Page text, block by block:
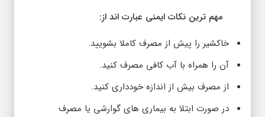
مهم ترین نکات ایمنی عبارت اند از:
خاکشیر را پیش از مصرف کاملا بشویید.
آن را همراه با آب کافی مصرف کنید.
از مصرف بیش از اندازه خودداری کنید.
در صورت ابتلا به بیماری های گوارشی یا مصرف